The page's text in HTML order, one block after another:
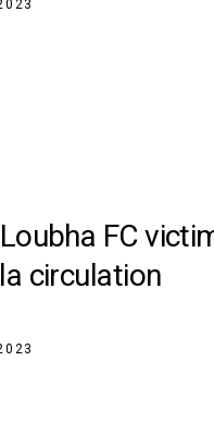
FC
circulation